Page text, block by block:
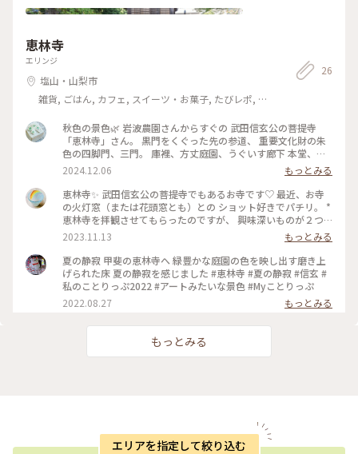
恵林寺
エリンジ
塩山・山梨市
雑貨, ごはん, カフェ, スイーツ・お菓子, たびレポ, ア
宿, 温泉・スパ, おみやげ
26
秋色の景色🌿 岩波農園さんからすぐの 武田信玄公の菩提寺
「恵林寺」さん。 黒門をくぐった先の参道、 重要文化財の朱
色の四脚門、三門。 庫裡、方丈庭園、うぐいす廊下 本堂、庭
園、、見どころたくさんです。 途中、初めての「胎内巡り」。
わ、わ、真っ暗闇…怖いー、進めないょー が、、進むしかな
い。泣笑 覚悟を決めて、壁伝いに そろりそろりと… やっと出
た。ﾎｯ よし、これで生まれ変わったｿﾞ、なんて。。笑 紅葉が
始まった庭園は 心洗われる美しさ。 参詣の受付がある庫裡で
出会ったネコは こちらのネコかな。 秋色の落ち着いた禅
寺、、とても素晴らしかった。 #秋色の景色#山梨#恵林寺#禅
寺#秋色の庭園#胎内巡り#ドライブ日和#ベストトリップ2024
2024.12.06
もっとみる
恵林寺✨ 武田信玄公の菩提寺でもあるお寺です♡ 最近、お寺
の火灯窓（または花頭窓とも）との ショット好きでパチリ。 *
恵林寺を拝観させてもらったのですが、 興味深いものが２つ
ありました。 ひとつは、『うぐいす廊下』 侵入者を察知する
ため、廊下を歩くと 「キュッ・キュッ」と鳴る仕掛けに なっ
ています。 もうひとつは、『胎内くぐり』 真っ暗な狭いクネ
クネした廊下を 手探りで歩いて行きます。 しかし後悔の嵐。
暗闇&閉所恐怖でした。 もう戻るのも怖いしこうなったら 最
後まで行くっきゃない！と思い なんとか出口到着〜😮‍💨 この時
点で3kgは痩せた気がします（笑） * 庭園を愛でつつ、心拍数
いました•*¨*•.¸¸♬︎ #恵林寺 #武田信玄 #紅葉 #私のことりっ
ぷ旅 #秋さんぽ #平日ららら #ひとり遠足部
2023.11.13
もっとみる
夏の静寂 甲斐の恵林寺へ 緑豊かな庭園の色を映し出す磨き上
げられた床 夏の静寂を感じました #恵林寺 #夏の静寂 #信玄 #
私のことりっぷ2022 #アートみたいな景色 #Myことりっぷ
2022.08.27
もっとみる
もっとみる
エリアを指定して絞り込む